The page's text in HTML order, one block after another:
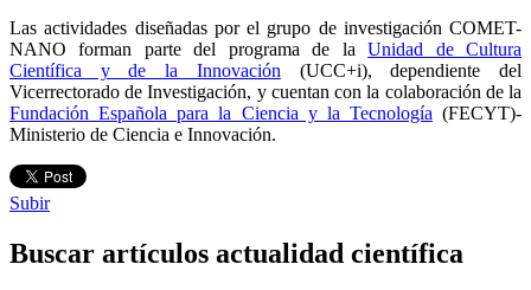
Las actividades diseñadas por el grupo de investigación COMET-
NANO forman parte del programa de laUnidad de Cultura
Científica y de la Innovación (UCC+i), dependiente del
Vicerrectorado de Investigación, y cuentan con la colaboración de la
Fundación Española para la Ciencia y la Tecnología (FECYT)-
Ministerio de Ciencia e Innovación.
Subir
Buscar artículos actualidad científica